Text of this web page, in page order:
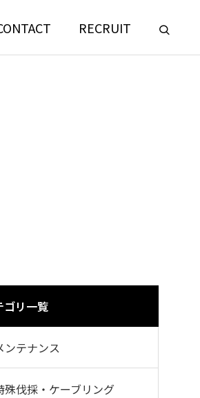
RECRUIT
ドスケープコンサルティング部門
ゴリ一覧
ンテナンス
殊伐採・ケーブリング